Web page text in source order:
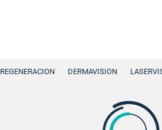
REGENERACION DERMAVISION